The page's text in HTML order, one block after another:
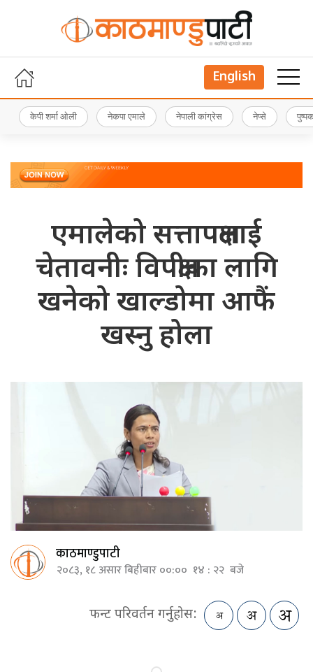
English
केपी शर्मा ओली नेकपा एमाले नेपाली कांग्रेस नेप्से
एमालेको सत्तापक्षलाई
चेतावनीः विपक्षीका लागि
खनेको खाल्डोमा आफैं
खस्नु होला
काठमाण्डुपाटी
२०८३, १८ असार बिहीबार ००:०० १४ : २२ बजे
फन्ट परिवर्तन गर्नुहोस: